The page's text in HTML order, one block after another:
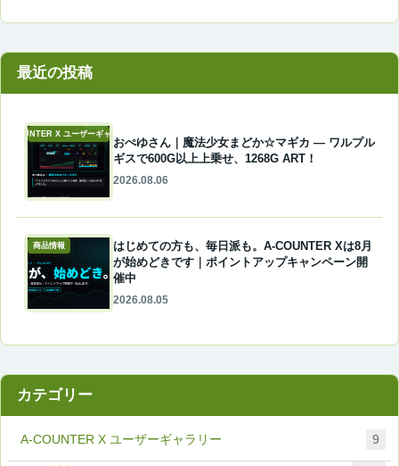
最近の投稿
A-COUNTER X ユーザーギャラリー
おぺゆさん｜魔法少女まどか☆マギカ ― ワルプル
ギスで600G以上上乗せ、1268G ART！
2026.08.06
商品情報
はじめての方も、毎日派も。A-COUNTER Xは8月
が始めどきです｜ポイントアップキャンペーン開
催中
2026.08.05
カテゴリー
A-COUNTER X ユーザーギャラリー 9